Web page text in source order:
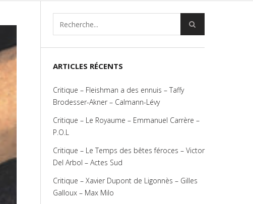
ARTICLES RÉCENTS
Critique – Fleishman a des ennuis – Taffy
Brodesser-Akner – Calmann-Lévy
Critique – Le Royaume – Emmanuel Carrère –
P.O.L
Critique – Le Temps des bêtes féroces – Victor
Del Arbol – Actes Sud
Critique – Xavier Dupont de Ligonnès – Gilles
Galloux – Max Milo